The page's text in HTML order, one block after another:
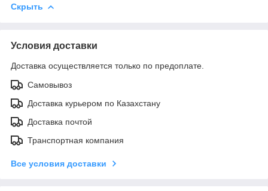
Скрыть
Условия доставки
Доставка осуществляется только по предоплате.
Самовывоз
Доставка курьером по Казахстану
Доставка почтой
Транспортная компания
Все условия доставки